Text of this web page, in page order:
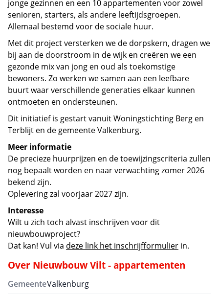
jonge gezinnen en een 10 appartementen voor zowel
senioren, starters, als andere leeftijdsgroepen.
Allemaal bestemd voor de sociale huur.
Met dit project versterken we de dorpskern, dragen we
bij aan de doorstroom in de wijk en creëren we een
gezonde mix van jong en oud als toekomstige
bewoners. Zo werken we samen aan een leefbare
buurt waar verschillende generaties elkaar kunnen
ontmoeten en ondersteunen.
Dit initiatief is gestart vanuit Woningstichting Berg en
Terblijt en de gemeente Valkenburg.
Meer informatie
De precieze huurprijzen en de toewijzingscriteria zullen
nog bepaalt worden en naar verwachting zomer 2026
bekend zijn.
Oplevering zal voorjaar 2027 zijn.
Interesse
Wilt u zich toch alvast inschrijven voor dit
nieuwbouwproject?
Dat kan! Vul via deze link het inschrijfformulier in.
Over Nieuwbouw Vilt - appartementen
GemeenteValkenburg